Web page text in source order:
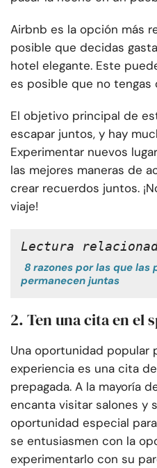
Airbnb es la opción más
posible que decidas
hotel elegante. Este
es posible que no tengas
El objetivo principal de
escapar juntos, y hay
Experimentar nuevos
las mejores maneras de
crear recuerdos juntos.
viaje!
Lectura
8 razones por las que las
permanecen juntas
2. Ten una cita en el
Una oportunidad popular
experiencia es una cita
prepagada. A la mayoría
encanta visitar salones y
oportunidad especial
se entusiasmen con la
experimentarlo con su